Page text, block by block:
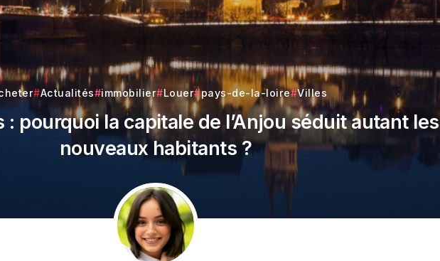
Actualités immobilier Louer pays-de-la-loire Villes
: pourquoi la capitale de l’Anjou séduit autant les
nouveaux habitants ?